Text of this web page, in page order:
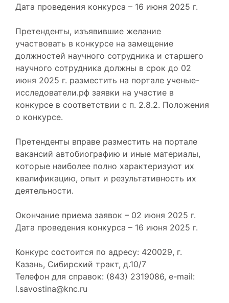
Дата проведения конкурса – 16 июня 2025 г.
Претенденты, изъявившие желание
участвовать в конкурсе на замещение
должностей научного сотрудника и старшего
научного сотрудника должны в срок до 02
июня 2025 г. разместить на портале ученые-
исследователи.рф заявки на участие в
конкурсе в соответствии с п. 2.8.2. Положения
о конкурсе.
Претенденты вправе разместить на портале
вакансий автобиографию и иные материалы,
которые наиболее полно характеризуют их
квалификацию, опыт и результативность их
деятельности.
Окончание приема заявок – 02 июня 2025 г.
Дата проведения конкурса – 16 июня 2025 г.
Конкурс состоится по адресу: 420029, г.
Казань, Сибирский тракт, д.10/7
Телефон для справок: (843) 2319086, e-mail:
l.savostina@knc.ru